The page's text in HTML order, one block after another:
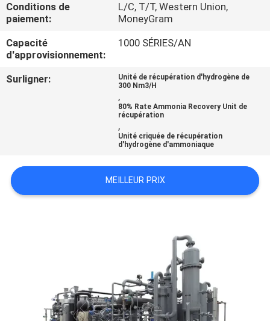
CONTACTEZ-
NOUS
NOUVELLES
UN DEVIS
Conditions de
paiement:
L/C, T/T, Western Union,
MoneyGram
Capacité
d'approvisionnement:
1000 SÉRIES/AN
Surligner:
Unité de récupération d'hydrogène de
300 Nm3/H
,
80% Rate Ammonia Recovery Unit de
récupération
,
Unité criquée de récupération
d'hydrogène d'ammoniaque
MEILLEUR PRIX